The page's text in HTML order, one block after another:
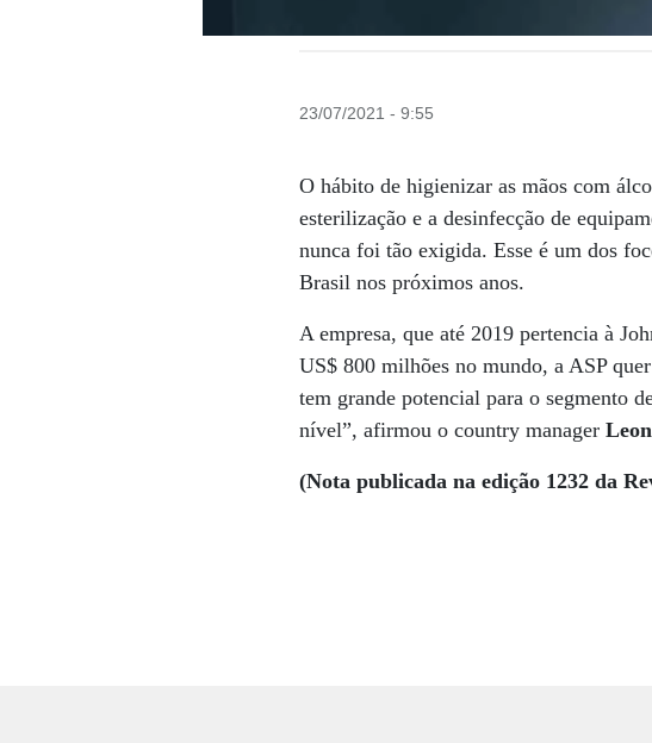
23/07/2021 - 9:55
O hábito de higienizar as mãos com
esterilização e a desinfecção de
nunca foi tão exigida. Esse é um dos
Brasil nos próximos anos.
A empresa, que até 2019 pertencia à
US$ 800 milhões no mundo, a ASP
tem grande potencial para o segmento
nível”, afirmou o country manager
(Nota publicada na edição 1232 da